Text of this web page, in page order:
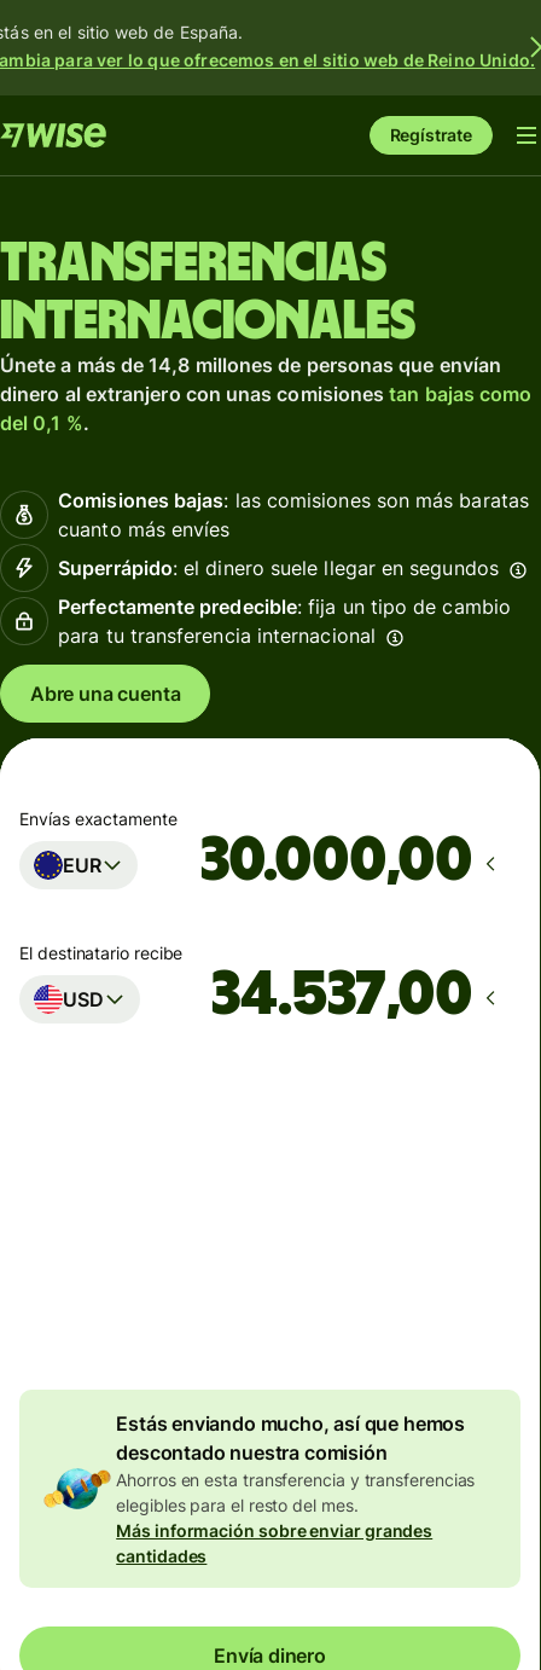
en el sitio web de España.
para ver lo que ofrecemos en el sitio web de Reino Unido.
Regístrate
Transferencias
internacionales
Únete a más de 14,8 millones de personas que envían
dinero al extranjero con unas comisionestan bajas como
del 0,1 %.
Comisiones bajas: las comisiones son más baratas
cuanto más envíes
Superrápido: el dinero suele llegar en segundos
Perfectamente predecible: fija un tipo de cambio
para tu transferencia internacional
Abre una cuenta
Envías exactamente
EUR ,00
El destinatario recibe
USD ,00
Estás enviando mucho, así que hemos
descontado nuestra comisión
Ahorros en esta transferencia y transferencias
elegibles para el resto del mes.
Más información sobre enviar grandes
cantidades
Envía dinero